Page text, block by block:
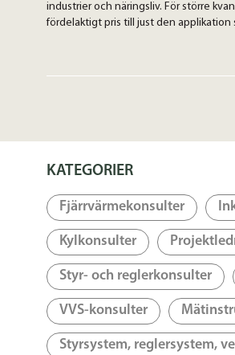
industrier och näringsliv. För större
fördelaktigt pris till just den applikation
KATEGORIER
Fjärrvärmekonsulter
Kylkonsulter
Styr- och reglerkonsulter
VVS-konsulter
Styrsystem, reglersystem,